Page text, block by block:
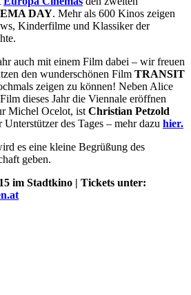
DAY. Mehr als 600 Kinos zeigen
Kinderfilme und Klassiker der
auch mit einem Film dabei – wir freuen
den wunderschönen Film TRANSIT
zeigen zu können! Neben Alice
dieses Jahr die Viennale eröffnen
Michel Ocelot, ist Christian Petzold
des Tages – mehr dazu hier.
es eine kleine Begrüßung des
geben.
im Stadtkino | Tickets unter: